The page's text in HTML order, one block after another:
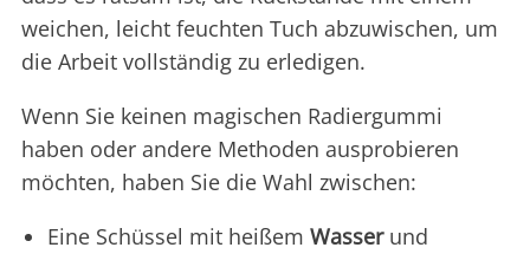
weichen, leicht feuchten Tuch abzuwischen, um
die Arbeit vollständig zu erledigen.
Wenn Sie keinen magischen Radiergummi
haben oder andere Methoden ausprobieren
möchten, haben Sie die Wahl zwischen:
Eine Schüssel mit heißem Wasserund